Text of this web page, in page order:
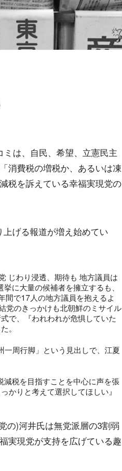
は、自民、希望、立憲民主
消費税の増税か、あるいは凍
税を訴えている幸福実現党の
げる報道が増え始めてい
じわり浸透、期待も 地方議員は
に大量の候補者を擁立するも、
間で17人の地方議員を抱えるよ
党のきっかけも北朝鮮のミサイル
で、『われわれが危惧していた
。
周行脚」という見出しで、江夏
税を目指すことを中心に声を張
かりと考えて選択してほしい』
の)河井氏は無党派層の3割弱
実現党が支持を広げている趣